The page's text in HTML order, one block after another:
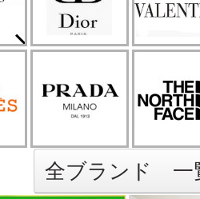
全ブランド 一